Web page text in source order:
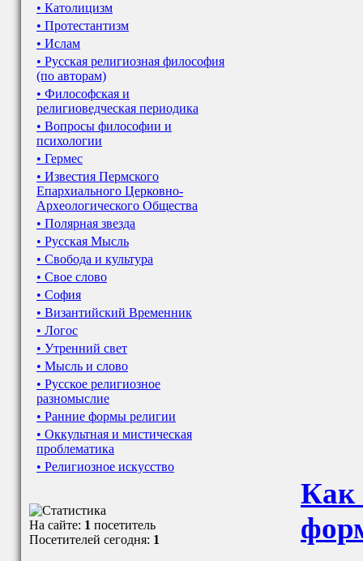
• Католицизм
• Протестантизм
• Ислам
• Русская религиозная философия
(по авторам)
• Философская и
религиоведческая периодика
• Вопросы философии и
психологии
• Гермес
• Известия Пермского
Епархиального Церковно-
Археологического Общества
• Полярная звезда
• Русская Мысль
• Свобода и культура
• Свое слово
• София
• Византийский Временник
• Логос
• Утренний свет
• Мысль и слово
• Русское религиозное
разномыслие
• Ранние формы религии
• Оккультная и мистическая
проблематика
• Религиозное искусство
На сайте: 1 посетитель
Посетителей сегодня: 1
Как